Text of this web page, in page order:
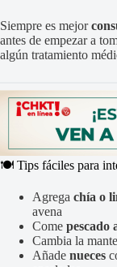
Siempre es mejor
antes de empezar a
algún tratamiento
🍽️ Tips fáciles para
Agrega chía o
avena
Come pescado
Cambia la
Añade nueces